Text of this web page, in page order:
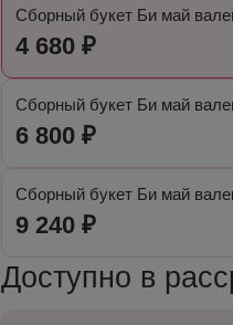
Сборный букет Би май
4 680 ₽
Сборный букет Би май
6 800 ₽
Сборный букет Би май
9 240 ₽
Доступно в